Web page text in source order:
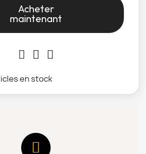
Acheter
maintenant
en stock